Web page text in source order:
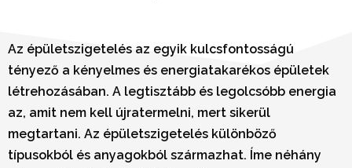
Az épületszigetelés az egyik kulcsfontosságú
tényező a kényelmes és energiatakarékos épületek
létrehozásában. A legtisztább és legolcsóbb energia
az, amit nem kell újratermelni, mert sikerül
megtartani. Az épületszigetelés különböző
típusokból és anyagokból származhat. Íme néhány